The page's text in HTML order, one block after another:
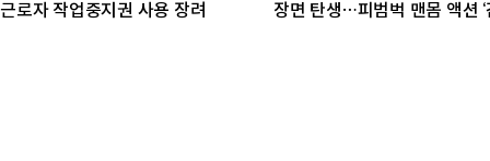
근로자 작업중지권 사용 장려
장면 탄생…피범벅 맨몸 액션 ‘